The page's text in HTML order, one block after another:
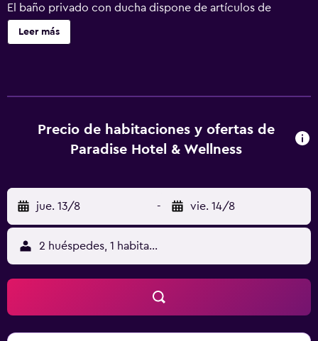
El baño privado con ducha dispone de artículos de
tocador gratuitos y bidet. Las comodidades incluyen caja
de seguridad y escritorio, además de un servicio de
piscina techada y un sauna. Se ofrece además acceso a
internet por wifi gratuito, servicios de concierge y
recepción las 24 horas y resguardo de equipaje a tu
disposición. Hay un estacionamiento disponible.
Ubicación del establecimiento Al reservar tu estadía en
Paradise Hotel & Wellness, en Saint-Vincent, te
encontrarás a 1 minutos a pie de Casino de la Vallée y a 5
minutos a pie de Ayuntamiento de Saint-Vincent.
Hospédate en este hotel de 4 estrellas y estarás a 30,3 km
de Estación de Ski Breuil-Cervinia y a 0,6 km de La Chiesa
di Saint-Vincent. Para Comer Aprovecha el servicio a la
Leer más
Precio de habitaciones y ofertas de
Paradise Hotel & Wellness
jue. 13/8 - vie. 14/8
2 huéspedes, 1 habitación